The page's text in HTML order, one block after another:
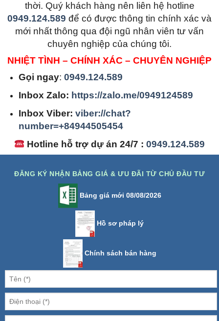
thời. Quý khách hàng nên liên hệ hotline
0949.124.589 để có được thông tin chính xác và
mới nhất thông qua đội ngũ nhân viên tư vấn
chuyên nghiệp của chúng tôi.
NHIỆT TÌNH – CHÍNH XÁC – CHUYÊN NGHIỆP
Gọi ngay:0949.124.589
Inbox Zalo: https://zalo.me/0949124589
Inbox Viber:viber://chat?
number=+84944505454
Hotline hỗ trợ dự án 24/7 :0949.124.589
ĐĂNG KÝ NHẬN BẢNG GIÁ & ƯU ĐÃI TỪ CHỦ ĐẦU TƯ
Bảng giá mới 08/08/2026
Hồ sơ pháp lý
Chính sách bán hàng